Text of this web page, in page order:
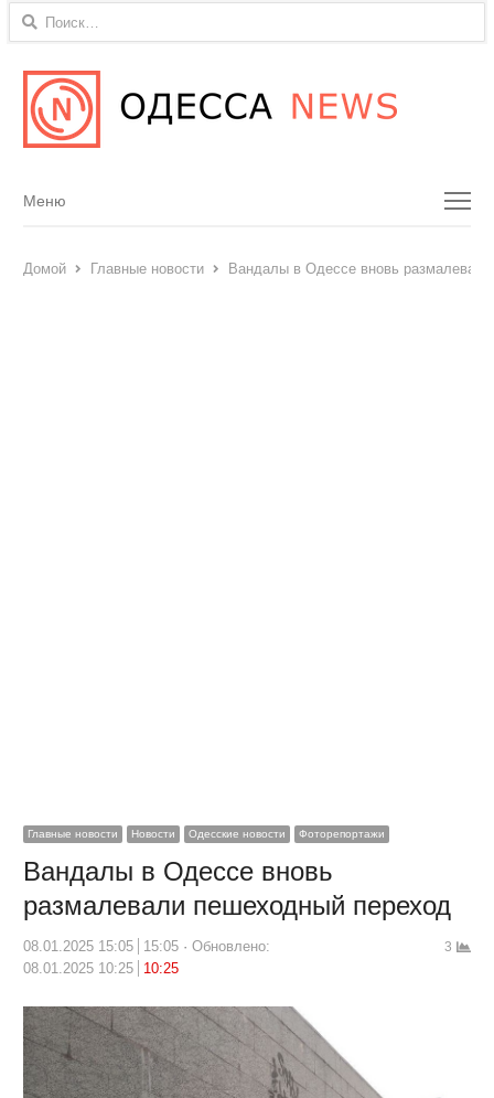
Найти:
Menu
Меню
Домой Главные новости Вандалы в Одессе вновь
Главные новости Новости Одесские новости Фоторепортажи
Вандалы в Одессе вновь
размалевали пешеходный переход
08.01.2025 15:05 15:05
Обновлено:
08.01.2025 10:25
10:25
3